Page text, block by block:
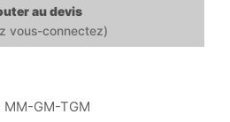
au devis
MM-GM-TGM